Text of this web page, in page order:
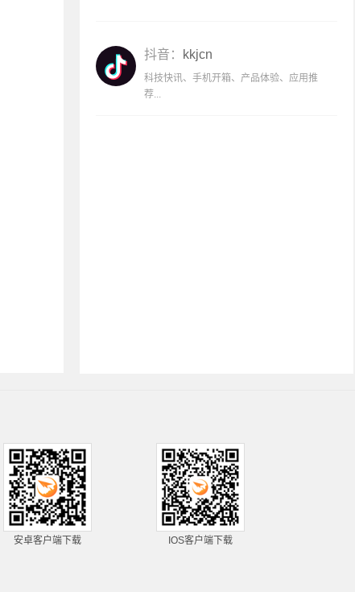
抖音： kkjcn
科技快讯、手机开箱、产品体验、应用推
荐...
安卓客户端下载 IOS客户端下载